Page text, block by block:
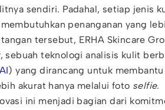
sendiri. Padahal, setiap jenis
penanganan yang
tersebut, ERHA Skincare
sebuah teknologi analisis kulit
AI) yang dirancang untuk
akurat hanya melalui foto selfie.
ini menjadi bagian dari